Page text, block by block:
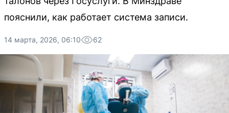
пояснили, как работает система записи.
14 марта, 2026, 06:10 62